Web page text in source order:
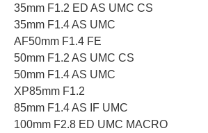
35mm F1.2 ED AS UMC CS
35mm F1.4 AS UMC
AF50mm F1.4 FE
50mm F1.2 AS UMC CS
50mm F1.4 AS UMC
XP85mm F1.2
85mm F1.4 AS IF UMC
100mm F2.8 ED UMC MACRO